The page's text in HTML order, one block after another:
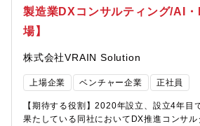
に増加しております。◇キャリア付極薄銅
界シェア95%微細回路形成に適した 1.5μm
数種類の微細な粗化処理を組み合わせた製
パッケージ基板、スマートフォン用マザー
板）に使用されています。モバイル機器な
中、従来は屈曲性が重視されていたフレキ
も、高密度実装に伴う薄型化やファインピ
極薄銅箔へのニーズが高まっています。◇
タ材料「FaradFlex」:各種情報通信機器の
急拡大2026年2月期は過去最高益。今期も
高成長企業圧倒的なスピード感で会社が拡
28%の卓越したビジネスモデル筋肉質な財
幅広い層の社員が在籍して活躍しており、
エンス出身者や大手銀行出身者で構成され
らも堅実な経営を推進して企業です！・製
ております。
製造業DXコンサルティング/AI
場】
株式会社VRAIN Solution
上場企業 ベンチャー企業 正社員
【期待する役割】2020年設立、設立4年目
果たしている同社においてDX推進コンサ